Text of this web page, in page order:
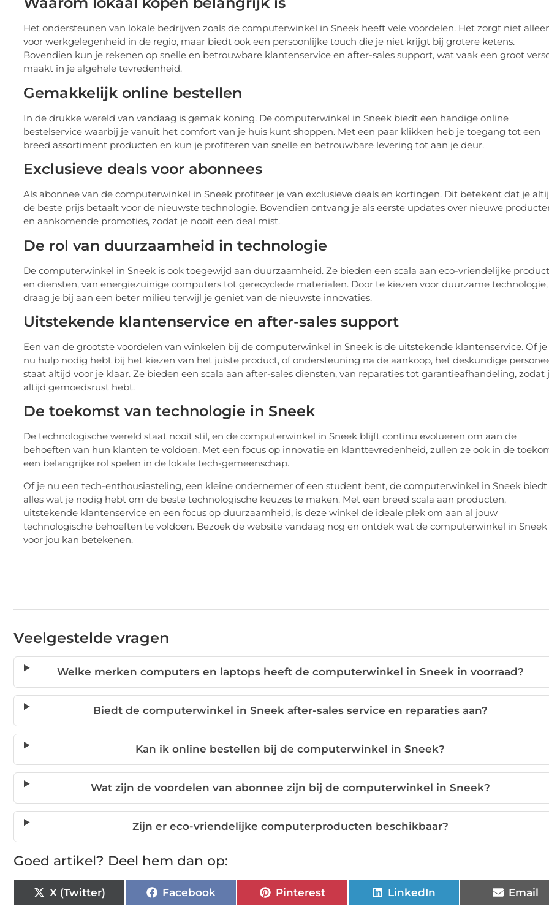
Het ondersteunen van lokale bedrijven zoals de computerwinkel in Sneek heeft vele voordelen. Het zorgt niet
voor werkgelegenheid in de regio, maar biedt ook een persoonlijke touch die je niet krijgt bij grotere ketens.
Bovendien kun je rekenen op snelle en betrouwbare klantenservice en after-sales support, wat vaak een groot
maakt in je algehele tevredenheid.
Gemakkelijk online bestellen
In de drukke wereld van vandaag is gemak koning. De computerwinkel in Sneek biedt een handige online
bestelservice waarbij je vanuit het comfort van je huis kunt shoppen. Met een paar klikken heb je toegang tot een
breed assortiment producten en kun je profiteren van snelle en betrouwbare levering tot aan je deur.
Exclusieve deals voor abonnees
Als abonnee van de computerwinkel in Sneek profiteer je van exclusieve deals en kortingen. Dit betekent dat je
de beste prijs betaalt voor de nieuwste technologie. Bovendien ontvang je als eerste updates over nieuwe
en aankomende promoties, zodat je nooit een deal mist.
De rol van duurzaamheid in technologie
De computerwinkel in Sneek is ook toegewijd aan duurzaamheid. Ze bieden een scala aan eco-vriendelijke
en diensten, van energiezuinige computers tot gerecyclede materialen. Door te kiezen voor duurzame technologie,
draag je bij aan een beter milieu terwijl je geniet van de nieuwste innovaties.
Uitstekende klantenservice en after-sales support
Een van de grootste voordelen van winkelen bij de computerwinkel in Sneek is de uitstekende klantenservice. Of je
nu hulp nodig hebt bij het kiezen van het juiste product, of ondersteuning na de aankoop, het deskundige
staat altijd voor je klaar. Ze bieden een scala aan after-sales diensten, van reparaties tot garantieafhandeling, zodat
altijd gemoedsrust hebt.
De toekomst van technologie in Sneek
De technologische wereld staat nooit stil, en de computerwinkel in Sneek blijft continu evolueren om aan de
behoeften van hun klanten te voldoen. Met een focus op innovatie en klanttevredenheid, zullen ze ook in de
een belangrijke rol spelen in de lokale tech-gemeenschap.
Of je nu een tech-enthousiasteling, een kleine ondernemer of een student bent, de computerwinkel in Sneek biedt
alles wat je nodig hebt om de beste technologische keuzes te maken. Met een breed scala aan producten,
uitstekende klantenservice en een focus op duurzaamheid, is deze winkel de ideale plek om aan al jouw
technologische behoeften te voldoen. Bezoek de website vandaag nog en ontdek wat de computerwinkel in Sneek
voor jou kan betekenen.
Veelgestelde vragen
Welke merken computers en laptops heeft de computerwinkel in Sneek in voorraad?
Biedt de computerwinkel in Sneek after-sales service en reparaties aan?
Kan ik online bestellen bij de computerwinkel in Sneek?
Wat zijn de voordelen van abonnee zijn bij de computerwinkel in Sneek?
Zijn er eco-vriendelijke computerproducten beschikbaar?
Goed artikel? Deel hem dan op:
X (Twitter) Facebook Pinterest LinkedIn Email